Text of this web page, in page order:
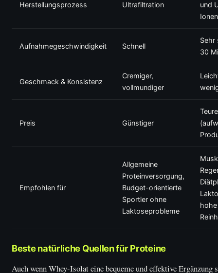
Herstellungsprozess Ultrafiltration
und
Aufnahmegeschwindigkeit Schnell
Sehr
30
Geschmack & Konsistenz
Cremiger,
vollmundiger
Preis Günstiger
Empfohlen für
Allgemeine
Proteinversorgung,
Budget-orientierte
Sportler ohne
Laktoseprobleme
hohe
Beste natürliche Quellen für Proteine
Auch wenn Whey-Isolat eine bequeme und effektive Ergänzung